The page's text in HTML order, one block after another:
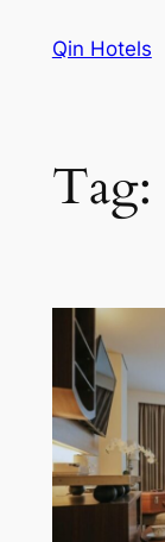
Qin Hotels
Tag: